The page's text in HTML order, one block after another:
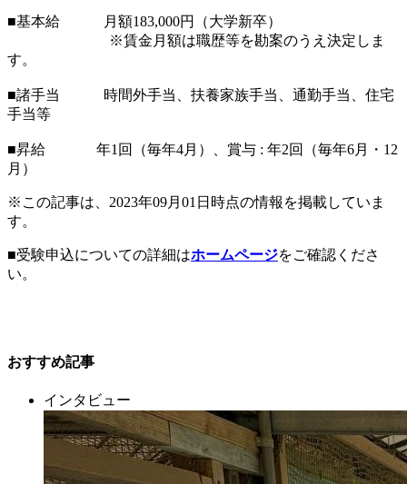
■基本給 月額183,000円（大学新卒）
※賃金月額は職歴等を勘案のうえ決定しま
す。
■諸手当 時間外手当、扶養家族手当、通勤手当、住宅
手当等
■昇給 年1回（毎年4月）、賞与 : 年2回（毎年6月・12
月）
※この記事は、2023年09月01日時点の情報を掲載していま
す。
■受験申込についての詳細はホームページをご確認くださ
い。
おすすめ記事
インタビュー